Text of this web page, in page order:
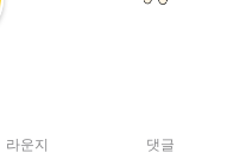
라운지 댓글